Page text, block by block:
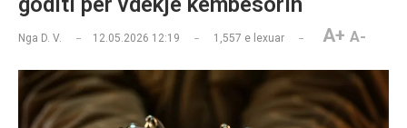
Nga D. V. 12.05.2026 12:19 1,557 e lexuar A+ A-